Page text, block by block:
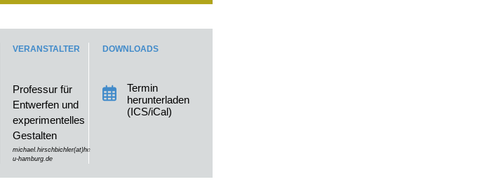
VERANSTALTER
Professur für
Entwerfen und
experimentelles
Gestalten
michael.hirschbichler(at)hc
u-hamburg.de
DOWNLOADS
Termin
herunterladen
(ICS/iCal)